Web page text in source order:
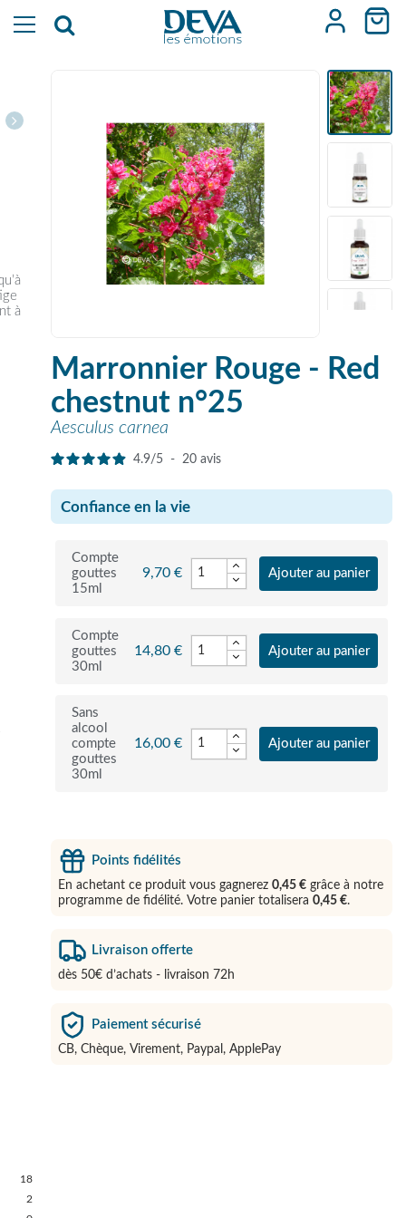
Marronnier Rouge - Red
chestnut n°25
Aesculus carnea
4.9/5 - 20avis
Confiance en la vie
Compte
gouttes
15ml
9,70 € Ajouter au panier
Compte
gouttes
30ml
14,80 € Ajouter au panier
Sans
alcool
compte
gouttes
30ml
16,00 € Ajouter au panier
Points fidélités
En achetant ce produit vous gagnerez0,45 € grâce à notre
programme de fidélité. Votre panier totalisera0,45 €.
Livraison offerte
dès 50€ d’achats - livraison 72h
Paiement sécurisé
CB, Chèque, Virement, Paypal, ApplePay
à
18
2